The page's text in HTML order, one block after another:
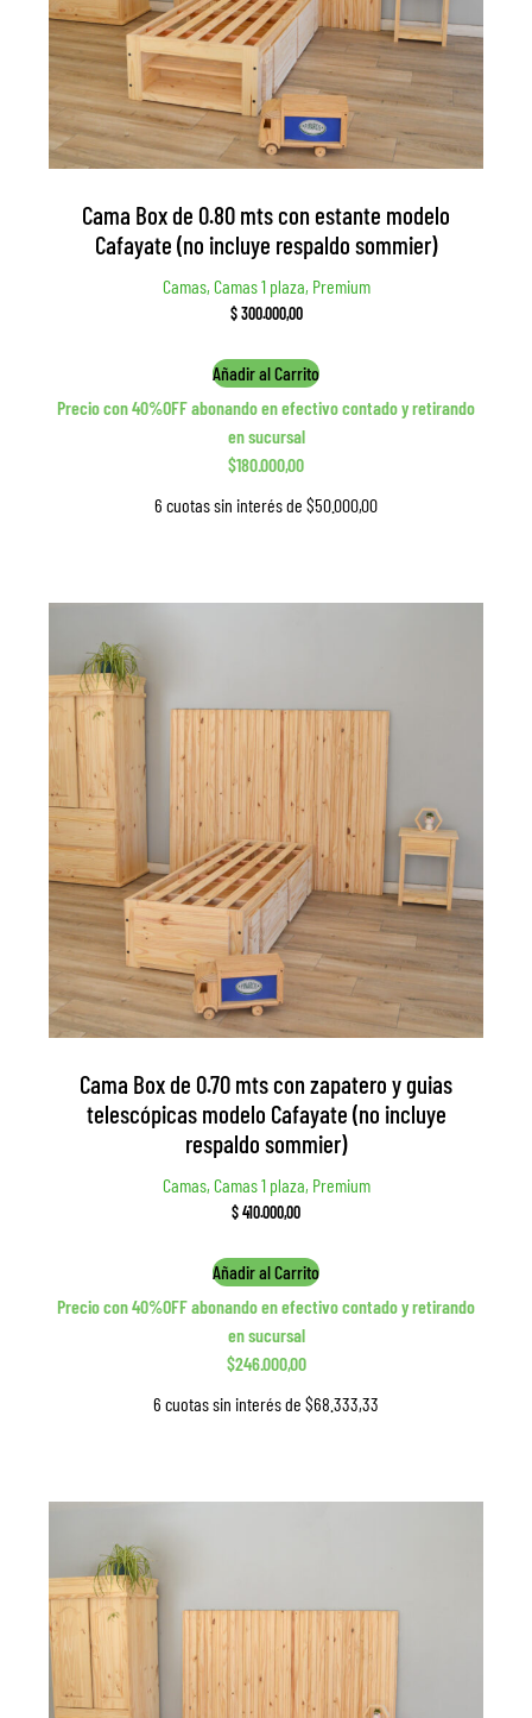
Cama Box de 0.80 mts con estante modelo
Cafayate (no incluye respaldo sommier)
Camas, Camas 1 plaza, Premium
$300.000,00
Añadir al Carrito
Precio con 40%OFF abonando en efectivo contado y retirando
en sucursal
$180.000,00
6 cuotas sin interés de $50.000,00
Cama Box de 0.70 mts con zapatero y guias
telescópicas modelo Cafayate (no incluye
respaldo sommier)
Camas, Camas 1 plaza, Premium
$410.000,00
Añadir al Carrito
Precio con 40%OFF abonando en efectivo contado y retirando
en sucursal
$246.000,00
6 cuotas sin interés de $68.333,33